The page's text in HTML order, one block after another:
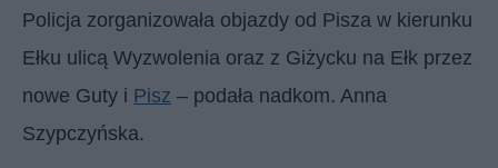
Policja zorganizowała objazdy od Pisza w kierunku
Ełku ulicą Wyzwolenia oraz z Giżycku na Ełk przez
nowe Guty i Pisz – podała nadkom. Anna
Szypczyńska.